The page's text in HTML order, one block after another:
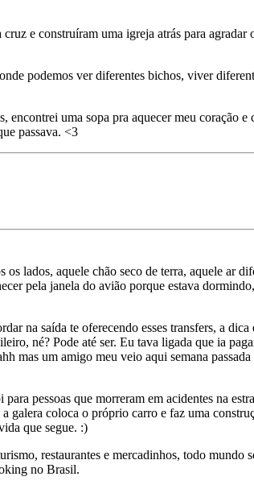
e construíram uma igreja atrás para agradar
podemos ver diferentes bichos, viver
uma sopa pra aquecer meu coração e
passava. <3
lados, aquele chão seco de terra, aquele ar
pela janela do avião porque estava
na saída te oferecendo esses transfers, a
né? Pode até ser. Eu tava ligada que ia
mas um amigo meu veio aqui semana
pessoas que morreram em acidentes na
galera coloca o próprio carro e faz uma
que segue. :)
restaurantes e mercadinhos, todo mundo
no Brasil.